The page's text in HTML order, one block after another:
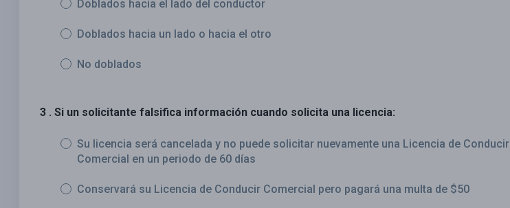
Doblados hacia el lado del conductor
Doblados hacia un lado o hacia el otro
No doblados
3 . Si un solicitante falsifica información cuando solicita una licencia:
Su licencia será cancelada y no puede solicitar nuevamente una Licencia de Conducir
Comercial en un periodo de 60 días
Conservará su Licencia de Conducir Comercial pero pagará una multa de $50